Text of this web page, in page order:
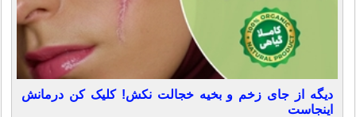
دیگه از جای زخم و بخیه خجالت نکش! کلیک کن درمانش
اینجاست